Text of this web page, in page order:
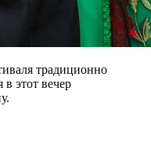
традиционно
этот вечер